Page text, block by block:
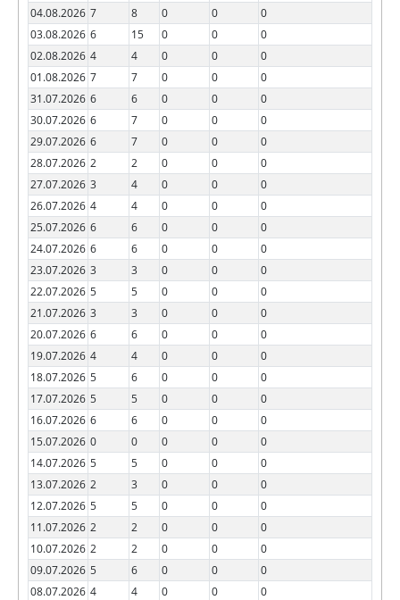
04.08.2026 7 8 0 0
0
03.08.2026 6 15 0 0
0
02.08.2026 4 4 0 0
0
01.08.2026 7 7 0 0
0
31.07.2026 6 6 0 0
0
30.07.2026 6 7 0 0
0
29.07.2026 6 7 0 0
0
28.07.2026 2 2 0 0
0
27.07.2026 3 4 0 0
0
26.07.2026 4 4 0 0
0
25.07.2026 6 6 0 0
0
24.07.2026 6 6 0 0
0
23.07.2026 3 3 0 0
0
22.07.2026 5 5 0 0
0
21.07.2026 3 3 0 0
0
20.07.2026 6 6 0 0
0
19.07.2026 4 4 0 0
0
18.07.2026 5 6 0 0
0
17.07.2026 5 5 0 0
0
16.07.2026 6 6 0 0
0
15.07.2026 0 0 0 0
0
14.07.2026 5 5 0 0
0
13.07.2026 2 3 0 0
0
12.07.2026 5 5 0 0
0
11.07.2026 2 2 0 0
0
10.07.2026 2 2 0 0
0
09.07.2026 5 6 0 0
0
08.07.2026 4 4 0 0
0